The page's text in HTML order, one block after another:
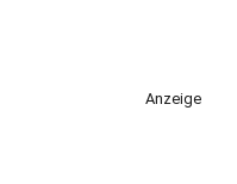
Anzeige